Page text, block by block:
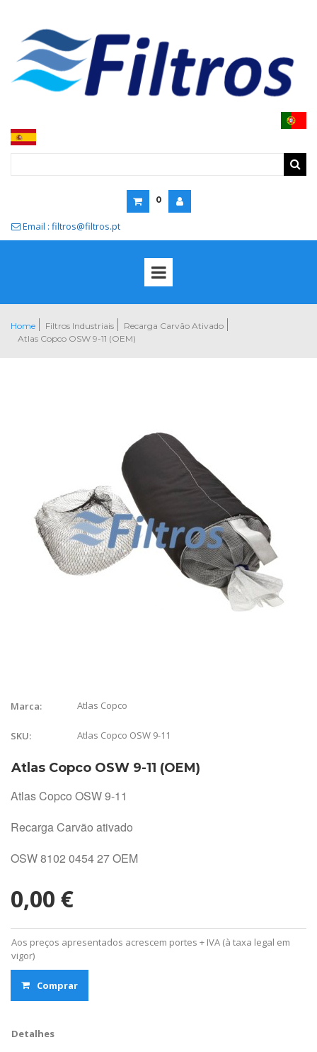
0
 Email : filtros@filtros.pt
Home Filtros Industriais
Recarga Carvão Ativado
Atlas Copco OSW 9-11 (OEM)
Marca: Atlas Copco
SKU: Atlas Copco OSW 9-11
Atlas Copco OSW 9-11 (OEM)
Atlas Copco OSW 9-11
Recarga Carvão ativado
OSW 8102 0454 27 OEM
0,00 €
Aos preços apresentados acrescem portes + IVA (à taxa legal em
vigor)
Comprar
Detalhes